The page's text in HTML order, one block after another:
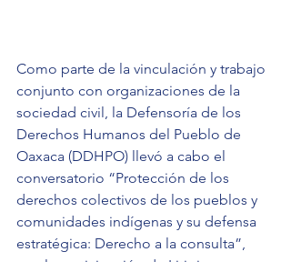
Como parte de la vinculación y trabajo
conjunto con organizaciones de la
sociedad civil, la Defensoría de los
Derechos Humanos del Pueblo de
Oaxaca (DDHPO) llevó a cabo el
conversatorio “Protección de los
derechos colectivos de los pueblos y
comunidades indígenas y su defensa
estratégica: Derecho a la consulta”,